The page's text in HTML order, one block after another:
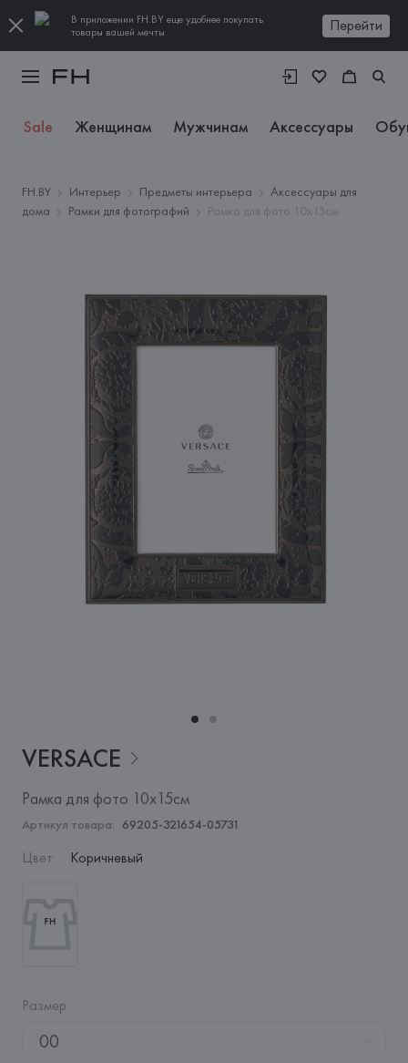
В приложении FH.BY еще удобнее покупать
товары вашей мечты
Перейти
Sale Женщинам Мужчинам Аксессуары
FH.BY Интерьер Предметы интерьера
Аксессуары для
дома
Рамки для фотографий Рамка для фото 10х15см
VERSACE
Рамка для фото 10х15см
Артикул товара: 69205-321654-05731
Цвет: Коричневый
Размер:
00